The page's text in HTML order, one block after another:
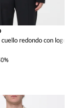
redondo con logo